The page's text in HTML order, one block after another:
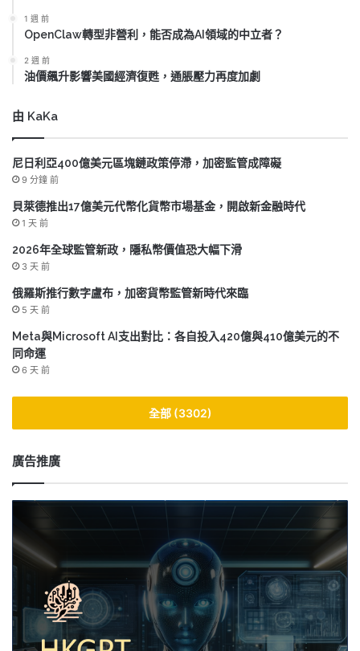
1 週 前
OpenClaw轉型非營利，能否成為AI領域的中立者？
2 週 前
油價飆升影響美國經濟復甦，通脹壓力再度加劇
由 KaKa
尼日利亞400億美元區塊鏈政策停滯，加密監管成障礙
9 分鐘 前
貝萊德推出17億美元代幣化貨幣市場基金，開啟新金融時代
1 天 前
2026年全球監管新政，隱私幣價值恐大幅下滑
3 天 前
俄羅斯推行數字盧布，加密貨幣監管新時代來臨
5 天 前
Meta與Microsoft AI支出對比：各自投入420億與410億美元的不
同命運
6 天 前
全部 (3302)
廣告推廣